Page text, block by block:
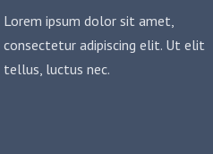
Lorem ipsum dolor sit amet,
consectetur adipiscing elit. Ut elit
tellus, luctus nec.